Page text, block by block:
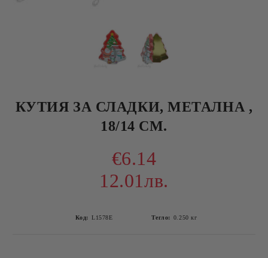
КУТИЯ ЗА СЛАДКИ, МЕТАЛНА ,
18/14 СМ.
€6.14
12.01лв.
Код: L1578E Тегло: 0.250 кг